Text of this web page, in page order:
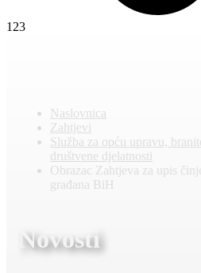
123
Naslovnica
Zahtjevi
Služba za opću upravu,
društvene djelatnosti
Obrazac Zahtjeva za upis
građana BiH
Novosti